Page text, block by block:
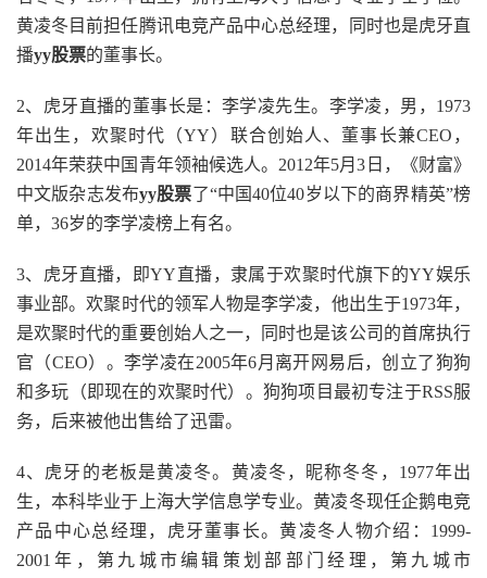
黄凌冬目前担任腾讯电竞产品中心总经理，同时也是虎牙直
播yy股票的董事长。
2、虎牙直播的董事长是：李学凌先生。李学凌，男，1973
年出生，欢聚时代（YY）联合创始人、董事长兼CEO，
2014年荣获中国青年领袖候选人。2012年5月3日，《财富》
中文版杂志发布yy股票了“中国40位40岁以下的商界精英”榜
单，36岁的李学凌榜上有名。
3、虎牙直播，即YY直播，隶属于欢聚时代旗下的YY娱乐
事业部。欢聚时代的领军人物是李学凌，他出生于1973年，
是欢聚时代的重要创始人之一，同时也是该公司的首席执行
官（CEO）。李学凌在2005年6月离开网易后，创立了狗狗
和多玩（即现在的欢聚时代）。狗狗项目最初专注于RSS服
务，后来被他出售给了迅雷。
4、虎牙的老板是黄凌冬。黄凌冬，昵称冬冬，1977年出
生，本科毕业于上海大学信息学专业。黄凌冬现任企鹅电竞
产品中心总经理，虎牙董事长。黄凌冬人物介绍：1999-
2001年，第九城市编辑策划部部门经理，第九城市